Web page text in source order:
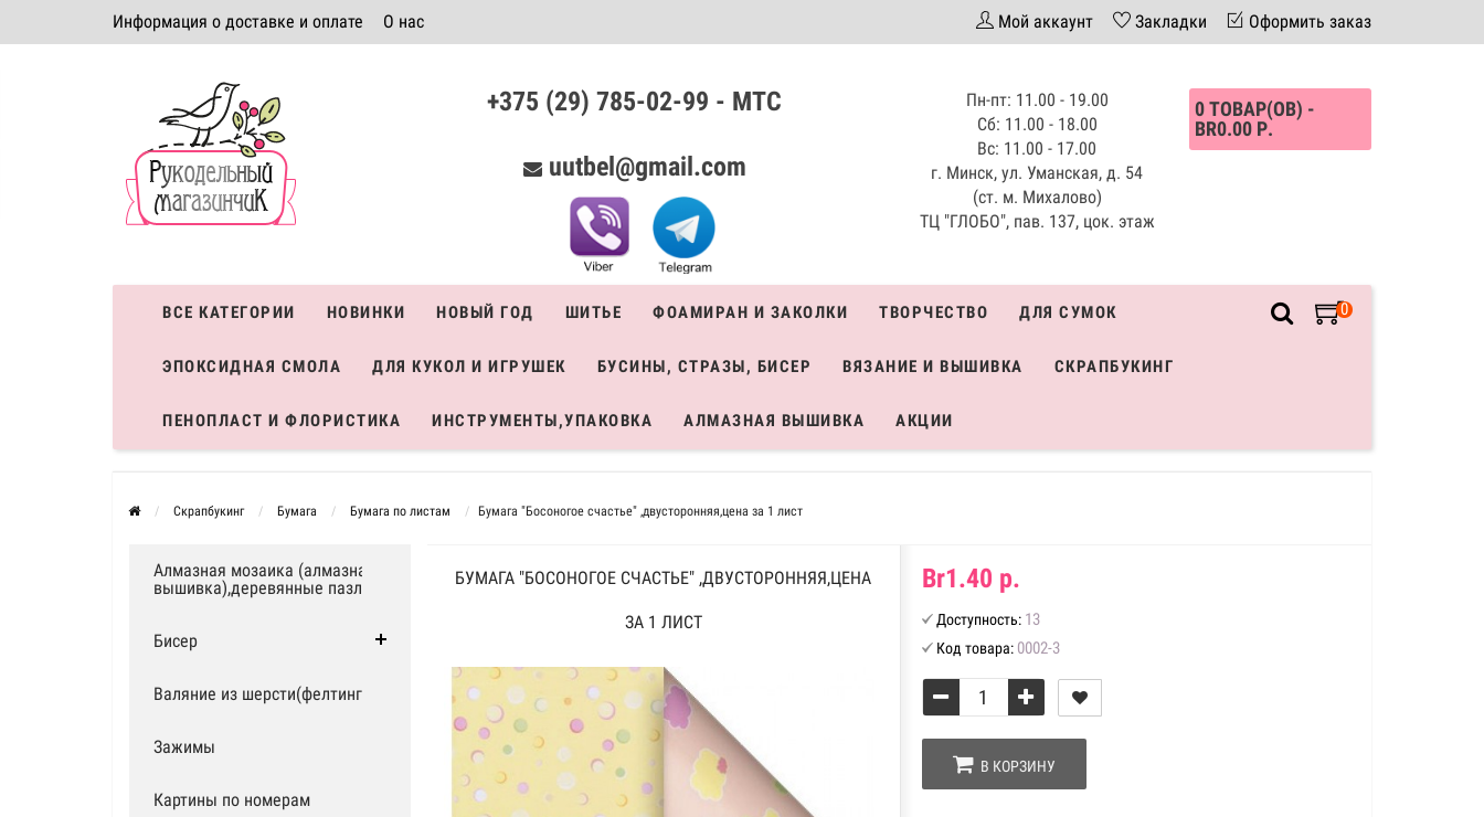
Информация о доставке и оплате О нас
Система скидок
Мой аккаунт Закладки Оформить заказ
+375 (29) 785-02-99 - МТС
uutbel@gmail.com
Пн-пт: 11.00 - 19.00
Сб: 11.00 - 18.00
Вс: 11.00 - 17.00
г. Минск, ул. Уманская, д. 54
(ст. м. Михалово)
ТЦ "ГЛОБО", пав. 137, цок. этаж
0 ТОВАР(ОВ) -
BR0.00 Р.
0
ВСЕ КАТЕГОРИИ НОВИНКИ НОВЫЙ ГОД ШИТЬЕ ФОАМИРАН И ЗАКОЛКИ ТВОРЧЕСТВО ДЛЯ СУМОК
ЭПОКСИДНАЯ СМОЛА ДЛЯ КУКОЛ И ИГРУШЕК БУСИНЫ, СТРАЗЫ, БИСЕР ВЯЗАНИЕ И ВЫШИВКА СКРАПБУКИНГ
ПЕНОПЛАСТ И ФЛОРИСТИКА ИНСТРУМЕНТЫ,УПАКОВКА АЛМАЗНАЯ ВЫШИВКА АКЦИИ
Скрапбукинг Бумага Бумага по листам Бумага "Босоногое счастье" ,двусторонняя,цена за 1 лист
Алмазная мозаика (алмазная
вышивка),деревянные пазлы
Бисер
Валяние из шерсти(фелтинг)
Зажимы
Картины по номерам
БУМАГА "БОСОНОГОЕ СЧАСТЬЕ" ,ДВУСТОРОННЯЯ,ЦЕНА
ЗА 1 ЛИСТ
Br1.40 р.
Доступность:13
Код товара: 0002-3
В КОРЗИНУ